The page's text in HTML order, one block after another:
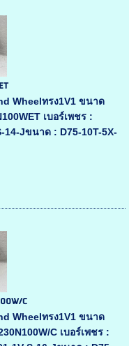
Wheelทรง1V1 ขนาด
เบอร์เพชร :
14-Jขนาด : D75-10T-5X-
C
Wheelทรง1V1 ขนาด
C เบอร์เพชร :